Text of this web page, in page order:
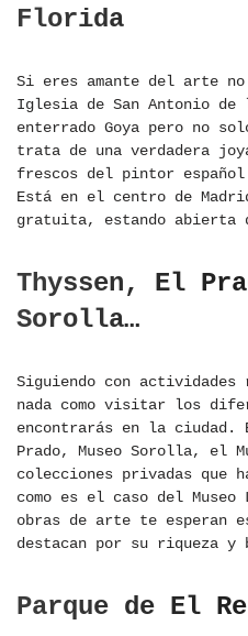
Florida
Si eres amante del arte
Iglesia de San Antonio
enterrado Goya pero no
trata de una verdadera
frescos del pintor español
Está en el centro de
gratuita, estando abierta
Thyssen, El
Sorolla…
Siguiendo con
nada como visitar los
encontrarás en la ciudad.
Prado, Museo Sorolla, el
colecciones privadas que
como es el caso del Museo
obras de arte te esperan
destacan por su riqueza y
Parque de El